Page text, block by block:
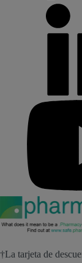
†La tarjeta de